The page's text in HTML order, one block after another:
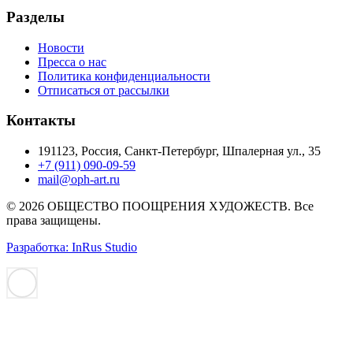
Разделы
Новости
Пресса о нас
Политика конфиденциальности
Отписаться от рассылки
Контакты
191123, Россия, Санкт-Петербург, Шпалерная ул., 35
+7 (911) 090-09-59
mail@oph-art.ru
© 2026 ОБЩЕСТВО ПООЩРЕНИЯ ХУДОЖЕСТВ. Все
права защищены.
Разработка: InRus Studio